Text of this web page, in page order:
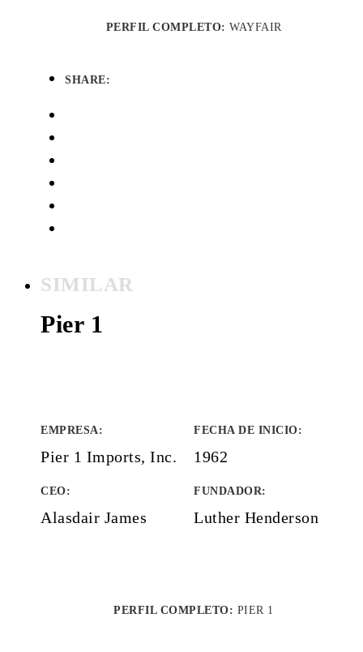
PERFIL COMPLETO: WAYFAIR
SHARE:
SIMILAR
Pier 1
EMPRESA:
Pier 1 Imports, Inc.
FECHA DE INICIO:
1962
CEO:
Alasdair James
FUNDADOR:
Luther Henderson
PERFIL COMPLETO: PIER 1